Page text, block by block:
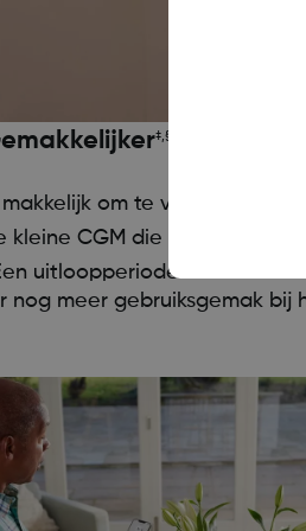
‡,§,1 : discrete
om te vergeten dat
kleine CGM die op drie
uitloopperiode van 12 uur
nog meer gebruiksgemak bij